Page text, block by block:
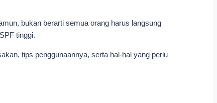
bukan berarti semua orang harus langsung
tinggi.
tips penggunaannya, serta hal-hal yang perlu